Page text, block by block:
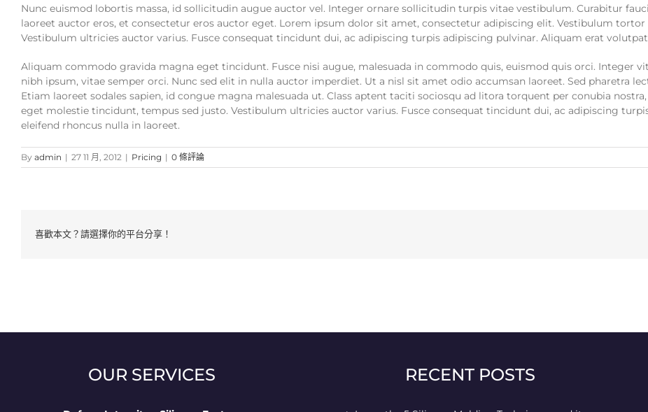
Nunc euismod lobortis massa, id sollicitudin augue auctor vel. Integer ornare sollicitudin turpis vitae vestibulum. Curabitur
laoreet auctor eros, et consectetur eros auctor eget. Lorem ipsum dolor sit amet, consectetur adipiscing elit. Vestibulum
Vestibulum ultricies auctor varius. Fusce consequat tincidunt dui, ac adipiscing turpis adipiscing pulvinar. Aliquam erat
Aliquam commodo gravida magna eget tincidunt. Fusce nisi augue, malesuada in commodo quis, euismod quis orci. Integer
nibh ipsum, vitae semper orci. Nunc sed elit in nulla auctor imperdiet. Ut a nisl sit amet odio accumsan laoreet. Sed pharetra
Etiam laoreet sodales sapien, id congue magna malesuada ut. Class aptent taciti sociosqu ad litora torquent per conubia
eget molestie tincidunt, tempus sed justo. Vestibulum ultricies auctor varius. Fusce consequat tincidunt dui, ac adipiscing
eleifend rhoncus nulla in laoreet.
By admin | 27 11 月, 2012 | Pricing | 0 條評論
喜歡本文？請選擇你的平台分享！
OUR SERVICES RECENT POSTS